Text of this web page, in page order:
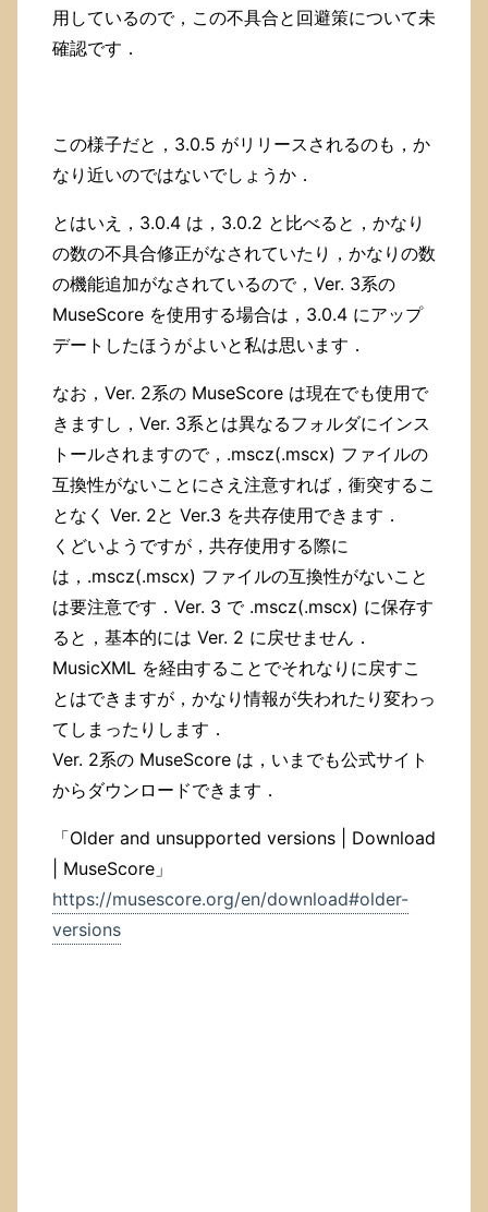
用しているので，この不具合と回避策について未
確認です．
この様子だと，3.0.5 がリリースされるのも，か
なり近いのではないでしょうか．
とはいえ，3.0.4 は，3.0.2 と比べると，かなり
の数の不具合修正がなされていたり，かなりの数
の機能追加がなされているので，Ver. 3系の
MuseScore を使用する場合は，3.0.4 にアップ
デートしたほうがよいと私は思います．
なお，Ver. 2系の MuseScore は現在でも使用で
きますし，Ver. 3系とは異なるフォルダにインス
トールされますので，.mscz(.mscx) ファイルの
互換性がないことにさえ注意すれば，衝突するこ
となく Ver. 2と Ver.3 を共存使用できます．
くどいようですが，共存使用する際に
は，.mscz(.mscx) ファイルの互換性がないこと
は要注意です．Ver. 3 で .mscz(.mscx) に保存す
ると，基本的には Ver. 2 に戻せません．
MusicXML を経由することでそれなりに戻すこ
とはできますが，かなり情報が失われたり変わっ
てしまったりします．
Ver. 2系の MuseScore は，いまでも公式サイト
からダウンロードできます．
「Older and unsupported versions | Download
| MuseScore」
https://musescore.org/en/download#older-
versions